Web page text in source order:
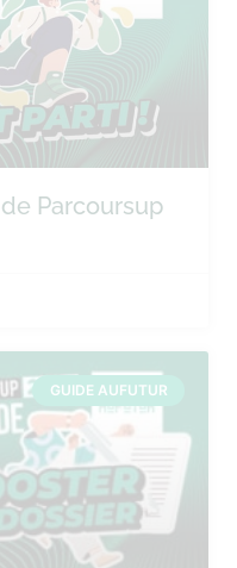
Parcoursup
GUIDE AUFUTUR